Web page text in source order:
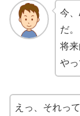
今
だ。
将
や
えっ、それっ